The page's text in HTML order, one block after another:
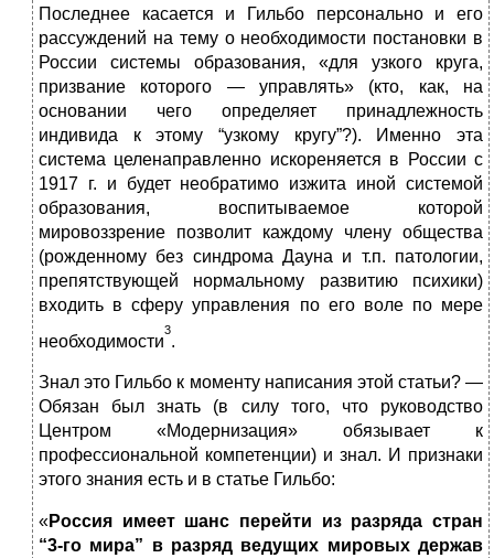
Последнее касается и Гильбо персонально и его
рассуждений на тему о необходимости постановки в
России системы образования, «для узкого круга,
призвание которого — управлять» (кто, как, на
основании чего определяет принадлежность
индивида к этому “узкому кругу”?). Именно эта
система целенаправленно искореняется в России с
1917 г. и будет необратимо изжита иной системой
образования, воспитываемое которой
мировоззрение позволит каждому члену общества
(рожденному без синдрома Дауна и т.п. патологии,
препятствующей нормальному развитию психики)
входить в сферу управления по его воле по мере
необходимости
3
.
Знал это Гильбо к моменту написания этой статьи? —
Обязан был знать (в силу того, что руководство
Центром «Модернизация» обязывает к
профессиональной компетенции) и знал. И признаки
этого знания есть и в статье Гильбо:
«Россия имеет шанс перейти из разряда стран
“3‑го мира” в разряд ведущих мировых держав